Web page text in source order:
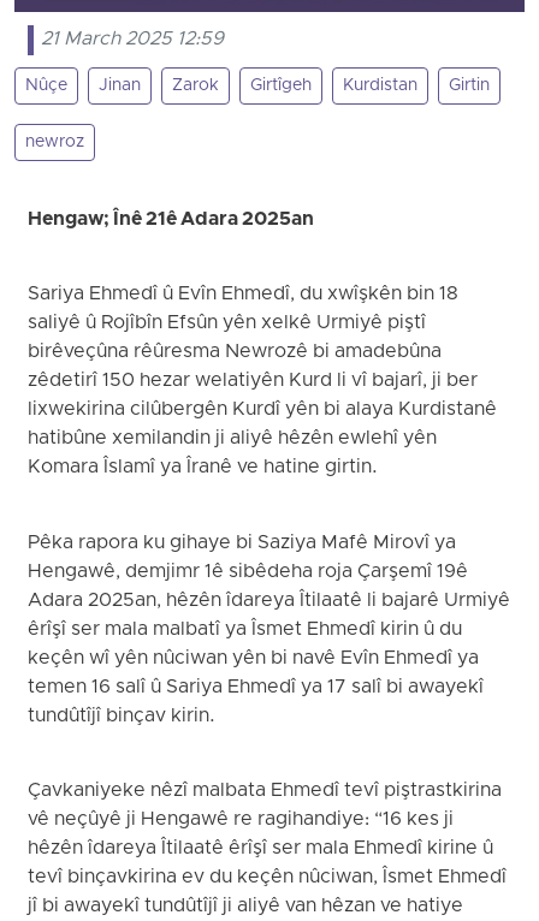
21 March 2025 12:59
Nûçe Jinan Zarok Girtîgeh Kurdistan Girtin
newroz
Hengaw; Înê 21ê Adara 2025an
Sariya Ehmedî û Evîn Ehmedî, du xwîşkên bin 18
saliyê û Rojîbîn Efsûn yên xelkê Urmiyê piştî
birêveçûna rêûresma Newrozê bi amadebûna
zêdetirî 150 hezar welatiyên Kurd li vî bajarî, ji ber
lixwekirina cilûbergên Kurdî yên bi alaya Kurdistanê
hatibûne xemilandin ji aliyê hêzên ewlehî yên
Komara Îslamî ya Îranê ve hatine girtin.
Pêka rapora ku gihaye bi Saziya Mafê Mirovî ya
Hengawê, demjimr 1ê sibêdeha roja Çarşemî 19ê
Adara 2025an, hêzên îdareya Îtilaatê li bajarê Urmiyê
êrîşî ser mala malbatî ya Îsmet Ehmedî kirin û du
keçên wî yên nûciwan yên bi navê Evîn Ehmedî ya
temen 16 salî û Sariya Ehmedî ya 17 salî bi awayekî
tundûtîjî binçav kirin.
Çavkaniyeke nêzî malbata Ehmedî tevî piştrastkirina
vê neçûyê ji Hengawê re ragihandiye: “16 kes ji
hêzên îdareya Îtilaatê êrîşî ser mala Ehmedî kirine û
tevî binçavkirina ev du keçên nûciwan, Îsmet Ehmedî
jî bi awayekî tundûtîjî ji aliyê van hêzan ve hatiye